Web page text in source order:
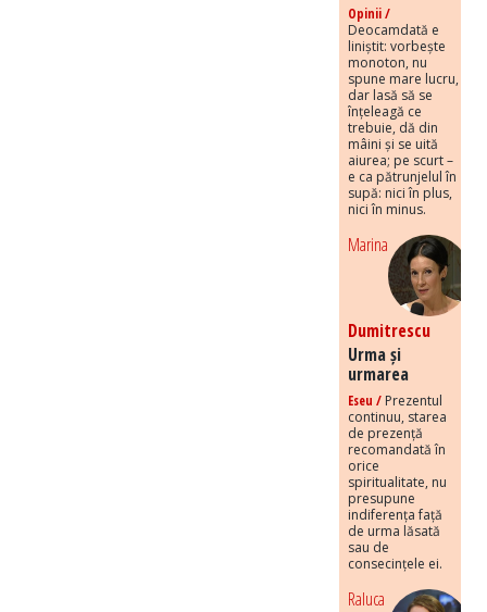
Opinii /
Deocamdată e
liniștit: vorbește
monoton, nu
spune mare lucru,
dar lasă să se
înțeleagă ce
trebuie, dă din
mâini și se uită
aiurea; pe scurt –
e ca pătrunjelul în
supă: nici în plus,
nici în minus.
Marina
Dumitrescu
Urma și
urmarea
Eseu / Prezentul
continuu, starea
de prezență
recomandată în
orice
spiritualitate, nu
presupune
indiferența față
de urma lăsată
sau de
consecințele ei.
Raluca